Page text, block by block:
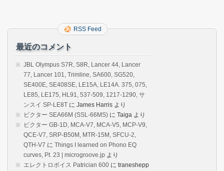
RSS Feed
最近のコメント
JBL Olympus S7R, S8R, Lancer 44, Lancer
77, Lancer 101, Trimline, SA600, SG520,
SE400E, SE408SE, LE15A, LE14A. 375, 075,
LE85, LE175, HL91, 537-509, 1217-1290, サ
ンスイ SP-LE8T に James Harris より
ビクター SEA66M (SSL-66MS) に Taiga より
ビクター GB-1D, MCA-V7, MCA-V5, MCP-V9,
QCE-V7, SRP-B50M, MTR-15M, SFCU-2,
QTH-V7 に Things I learned on Phono EQ
curves, Pt. 23 | microgroove.jp より
エレクトロボイス Patrician 600 に traneshepp